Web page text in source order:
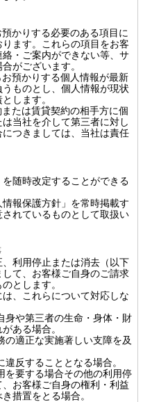
かりする必要のある項目に
ます。これらの項目をお客
・ご案内ができない等、サ
がございます。
預かりする個人情報が最新
ものとし、個人情報が現状
します。
たは賃貸契約の相手方に個
当社を介して第三者に対し
つきましては、当社は責任
随時改定することができる
報保護方針」を常時掲載す
れているものとして取扱い
利用停止または消去（以下
して、お客様ご自身のご請求
とします。
、これらについて対応しな
身や第三者の生命・身体・財
ある場合。
適正な実施著しい支障を及
反することとなる場合。
を要する場合その他の利用停
お客様ご自身の権利・利益
措置をとる場合。